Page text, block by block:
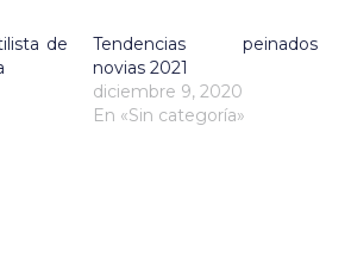
de
Tendencias peinados
novias 2021
diciembre 9, 2020
En «Sin categoría»